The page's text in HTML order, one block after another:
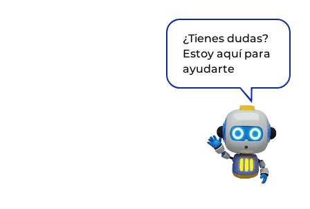
¿Tienes dudas?
Estoy aquí para
ayudarte